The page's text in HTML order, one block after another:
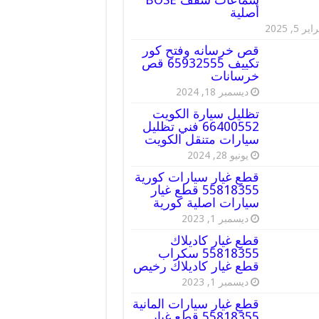
أصلية
5, 2025
قص خرسانه وفتح كور
تكييف 65932555 قص
خرسانات
ديسمبر 18, 2024
تظليل سيارة الكويت
66400552 فني تظليل
سيارات متنقل الكويت
يونيو 28, 2024
قطع غيار سيارات كورية
55818355 قطع غيار
سيارات اصلية كورية
ديسمبر 1, 2023
قطع غيار كاديلاك
55818355 سكراب
قطع غيار كاديلاك رخيص
ديسمبر 1, 2023
قطع غيار سيارات المانية